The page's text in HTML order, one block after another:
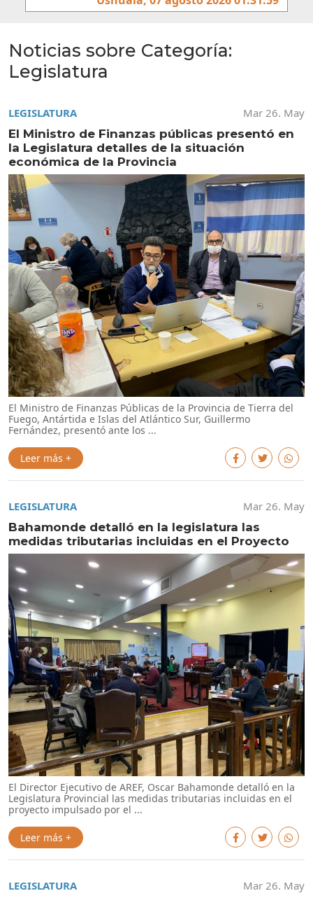
Noticias sobre Categoría:
Legislatura
LEGISLATURA
Mar 26. May
El Ministro de Finanzas públicas presentó en
la Legislatura detalles de la situación
económica de la Provincia
El Ministro de Finanzas Públicas de la Provincia de Tierra del
Fuego, Antártida e Islas del Atlántico Sur, Guillermo
Fernández, presentó ante los ...
Leer más +
LEGISLATURA
Mar 26. May
Bahamonde detalló en la legislatura las
medidas tributarias incluidas en el Proyecto
El Director Ejecutivo de AREF, Oscar Bahamonde detalló en la
Legislatura Provincial las medidas tributarias incluidas en el
proyecto impulsado por el ...
Leer más +
LEGISLATURA
Mar 26. May